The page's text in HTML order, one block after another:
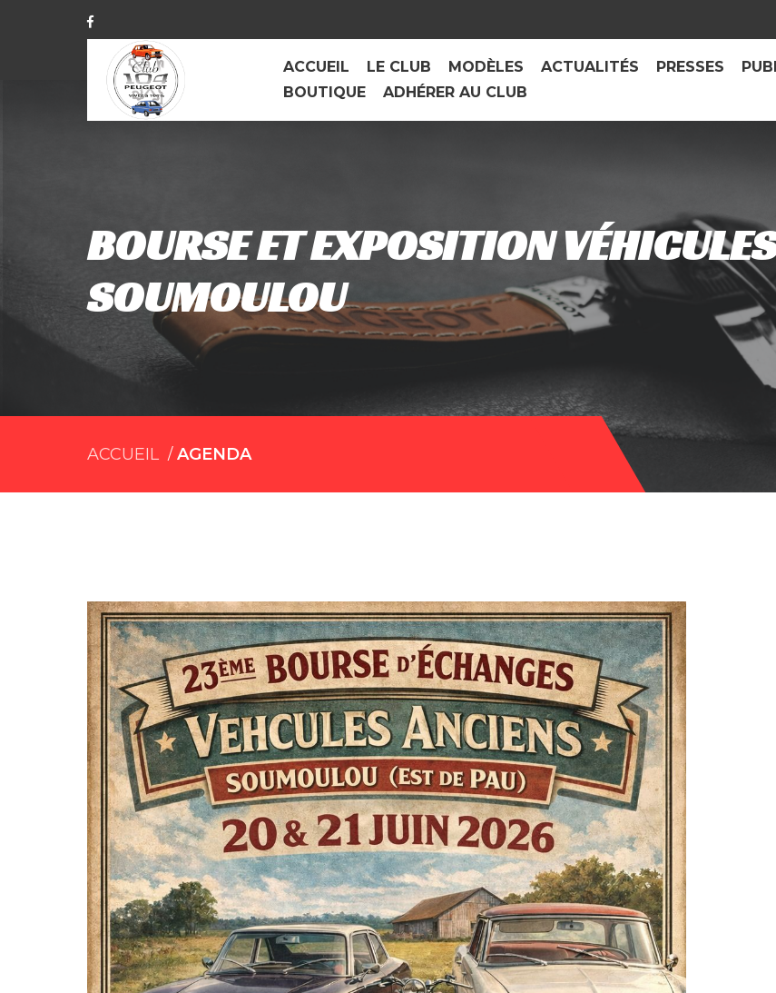
ACCUEIL LE CLUB MODÈLES ACTUALITÉS PRESSES
BOUTIQUE
ADHÉRER AU CLUB
BOURSE ET EXPOSITION
SOUMOULOU
ACCUEIL AGENDA